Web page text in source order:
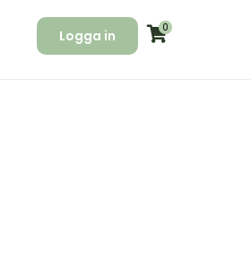
Logga in 0